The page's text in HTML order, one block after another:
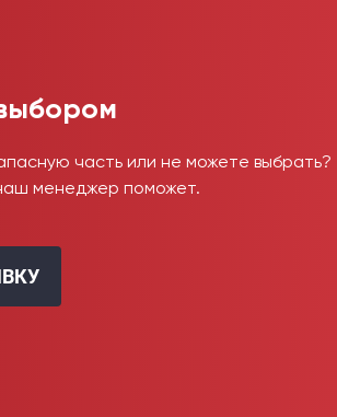
часть или не можете выбрать?
менеджер поможет.